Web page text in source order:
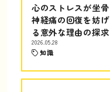
心のストレスが坐骨
神経痛の回復を妨げ
る意外な理由の探求
2026.05.28
知識